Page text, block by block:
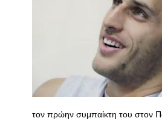
τον πρώην συμπαίκτη του στον